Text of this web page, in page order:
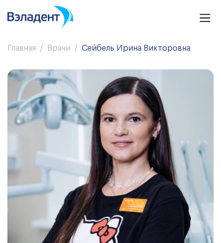
Главная Врачи Сейбель Ирина Викторовна